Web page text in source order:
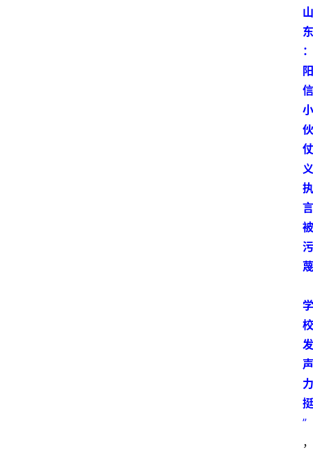
山
东
：
阳
信
小
伙
仗
义
执
言
被
污
蔑
学
校
发
声
力
挺
”
，